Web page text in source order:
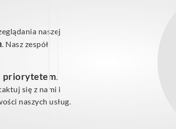
naszej
. Nasz zespół
priorytetem.
się z nami i
naszych usług.